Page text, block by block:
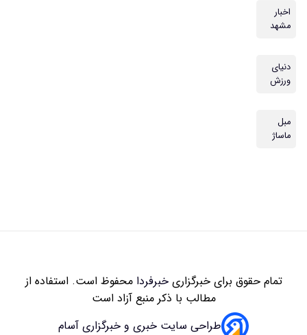
اخبار
مشهد
دنیای
ورزش
مبل
ماساژ
تمام حقوق برای خبرگزاریخبرفردامحفوظ است. استفاده از
مطالب با ذکر منبع آزاد است
طراحی سایت خبری و خبرگزاری آسام